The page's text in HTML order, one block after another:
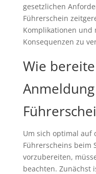
gesetzlichen
Führerschein
Komplikationen und
Konsequenzen zu
Wie
Um sich optimal auf
Führerscheins beim
vorzubereiten,
beachten. Zunächst